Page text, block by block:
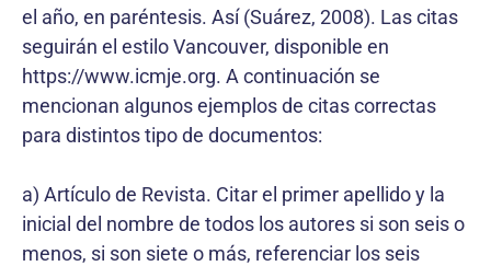
el año, en paréntesis. Así (Suárez, 2008). Las citas
seguirán el estilo Vancouver, disponible en
https://www.icmje.org. A continuación se
mencionan algunos ejemplos de citas correctas
para distintos tipo de documentos:
a) Artículo de Revista. Citar el primer apellido y la
inicial del nombre de todos los autores si son seis o
menos, si son siete o más, referenciar los seis